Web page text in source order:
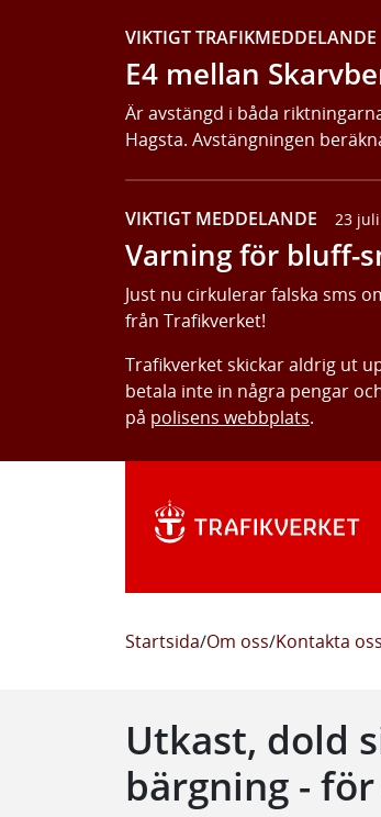
VIKTIGT TRAFIKMEDDELANDE
E4 mellan
Är avstängd i båda
Hagsta. Avstängningen
VIKTIGT MEDDELANDE 23
Varning för bluff-
Just nu cirkulerar falska sms
från Trafikverket!
Trafikverket skickar aldrig ut
betala inte in några pengar
på polisens webbplats.
Startsida/Om oss/Kontakta oss
Utkast, dold
bärgning -